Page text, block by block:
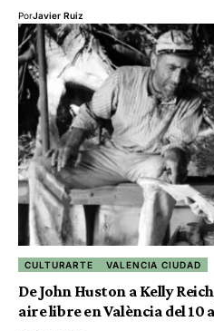
PorJavier Ruiz
CULTURARTE VALENCIA CIUDAD
De John Huston a Kelly
aire libre en València del 10